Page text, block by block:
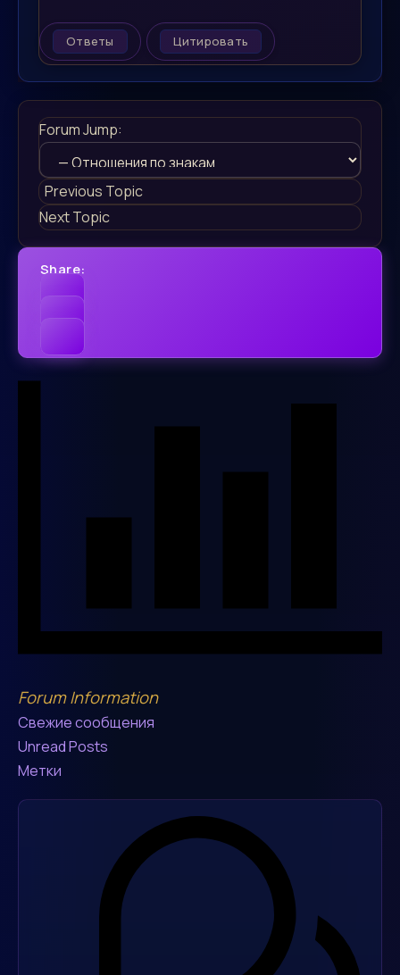
Ответы Цитировать
Forum Jump:
Previous Topic
Next Topic
Share:
Forum Information
Свежие сообщения
Unread Posts
Метки